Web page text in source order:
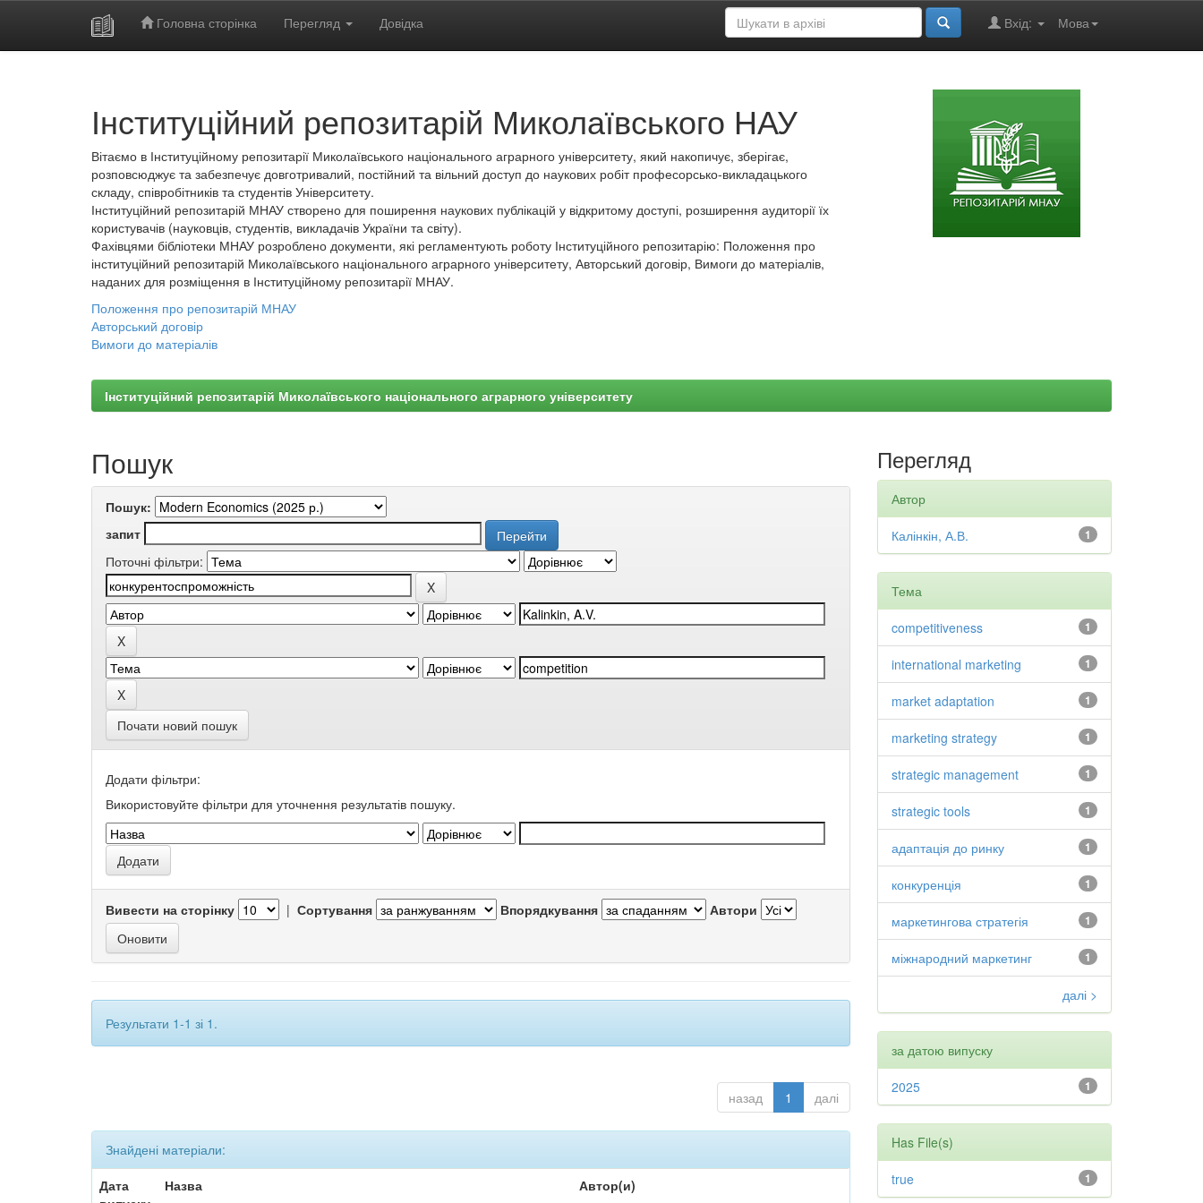
Головна сторінка Перегляд Довідка Мова
Вхід:
Інституційний репозитарій Миколаївського НАУ
Вітаємо в Інституційному репозитарії Миколаївського національного аграрного університету, який накопичує, зберігає,
розповсюджує та забезпечує довготривалий, постійний та вільний доступ до наукових робіт професорсько-викладацького
складу, співробітників та студентів Університету.
Інституційний репозитарій МНАУ створено для поширення наукових публікацій у відкритому доступі, розширення аудиторії їх
користувачів (науковців, студентів, викладачів України та світу).
Фахівцями бібліотеки МНАУ розроблено документи, які регламентують роботу Інституційного репозитарію: Положення про
інституційний репозитарій Миколаївського національного аграрного університету, Авторський договір, Вимоги до матеріалів,
наданих для розміщення в Інституційному репозитарії МНАУ.
Положення про репозитарій МНАУ
Авторський договір
Вимоги до матеріалів
Інституційний репозитарій Миколаївського національного аграрного університету
Пошук
Пошук:
запит
Поточні фільтри:
Почати новий пошук
Додати фільтри:
Використовуйте фільтри для уточнення результатів пошуку.
Вивести на сторінку | Сортування Впорядкування Автори
Результати 1-1 зі 1.
назад 1 далі
Знайдені матеріали:
Дата
Назва Автор(и)
Перегляд
Автор
1
Калінкін, А.В.
Тема
1
competitiveness
1
international marketing
1
market adaptation
1
marketing strategy
1
strategic management
1
strategic tools
1
адаптація до ринку
1
конкуренція
1
маркетингова стратегія
1
міжнародний маркетинг
далі >
за датою випуску
1
2025
Has File(s)
1
true